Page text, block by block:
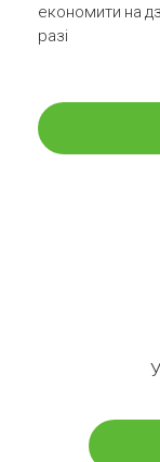
економити на
разі